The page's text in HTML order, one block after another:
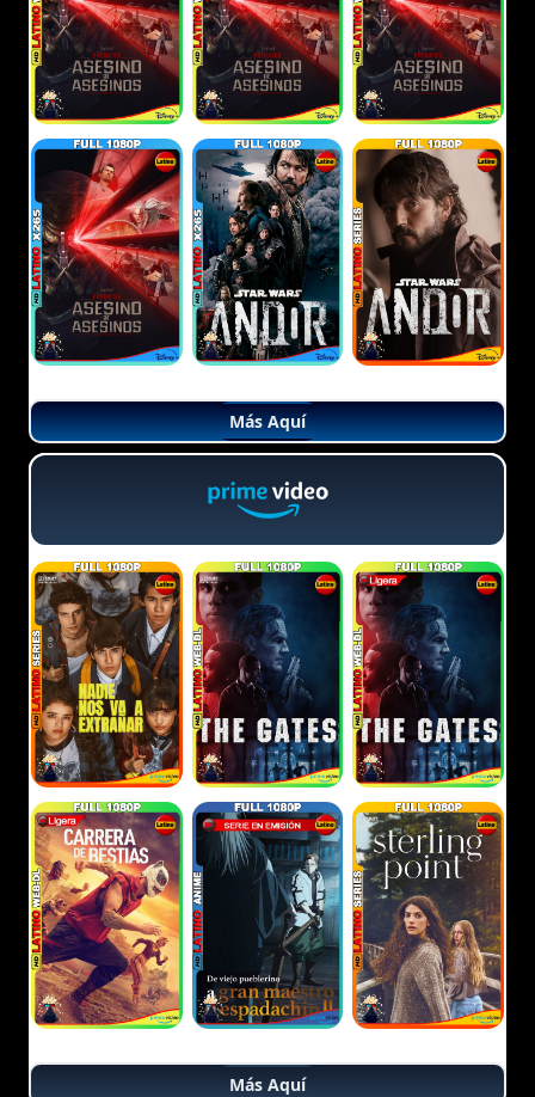
Más Aquí
Más Aquí